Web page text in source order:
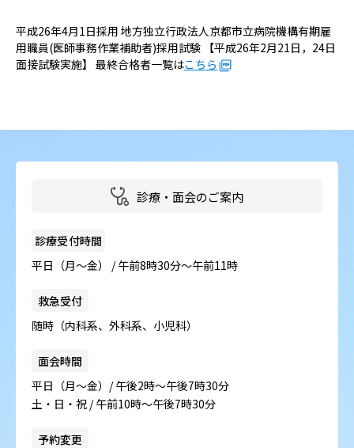
事業者・その他の方
当院の魅力
平成26年4月1日採用 地方独立行政法人京都市立病院機構有期雇
用職員(医師事務作業補助者)採用試験 【平成26年2月21日，24日
面接試験実施】 最終合格者一覧はこちら
診療・面会のご案内
診療受付時間
平日（月～金） / 午前8時30分～午前11時
救急受付
随時（内科系、外科系、小児科）
面会時間
平日（月～金）/ 午後2時～午後7時30分
土・日・祝 / 午前10時～午後7時30分
予約変更